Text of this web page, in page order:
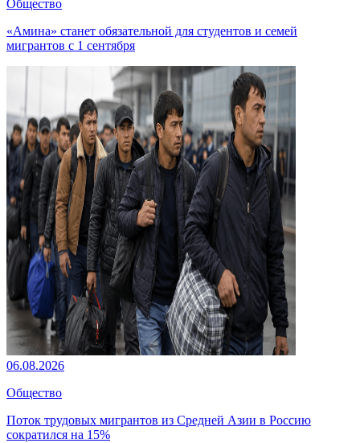
Общество
«Амина» станет обязательной для студентов и семей
мигрантов с 1 сентября
06.08.2026
Общество
Поток трудовых мигрантов из Средней Азии в Россию
сократился на 15%